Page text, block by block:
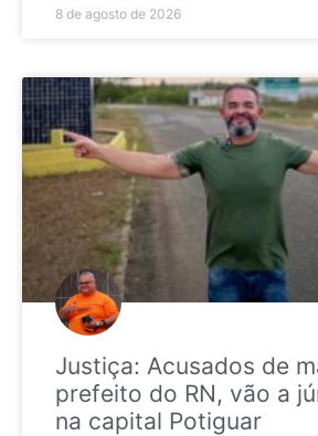
8 de agosto de 2026
Justiça: Acusados de
prefeito do RN, vão a
na capital Potiguar